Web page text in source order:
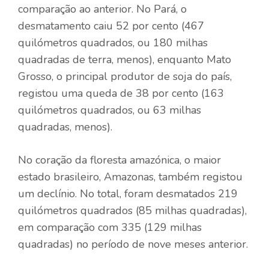
comparação ao anterior. No Pará, o
desmatamento caiu 52 por cento (467
quilómetros quadrados, ou 180 milhas
quadradas de terra, menos), enquanto Mato
Grosso, o principal produtor de soja do país,
registou uma queda de 38 por cento (163
quilómetros quadrados, ou 63 milhas
quadradas, menos).
No coração da floresta amazónica, o maior
estado brasileiro, Amazonas, também registou
um declínio. No total, foram desmatados 219
quilómetros quadrados (85 milhas quadradas),
em comparação com 335 (129 milhas
quadradas) no período de nove meses anterior.